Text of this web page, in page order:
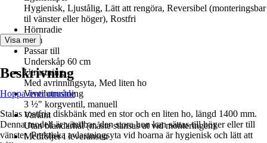
Hygienisk, Ljustålig, Lätt att rengöra, Reversibel (monteringsbar
til vänster eller höger), Rostfri
Hörnradie
5 cm
Passar till
Underskåp 60 cm
Utrustning
Med avrinningsyta, Med liten ho
Ventilutrustning
3 ½" korgventil, manuell
Variant
Utan blandarhål (måste stansas ut vid monteringen)
Medföljer i leveransen
Visa mer
Beskrivning
Hoppa över område
Stalas rostfria diskbänk med en stor och en liten ho, längd 1400 mm.
Denna modell är vändbar, den stora hon kan sättas till höger eller till
vänster. Praktiska avlastningsyta vid hoarna är hygienisk och lätt att